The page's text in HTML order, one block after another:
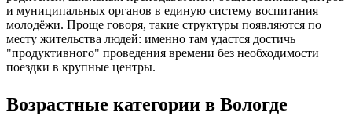
и муниципальных органов в единую систему воспитания
молодёжи. Проще говоря, такие структуры появляются по
месту жительства людей: именно там удастся достичь
"продуктивного" проведения времени без необходимости
поездки в крупные центры.
Возрастные категории в Вологде